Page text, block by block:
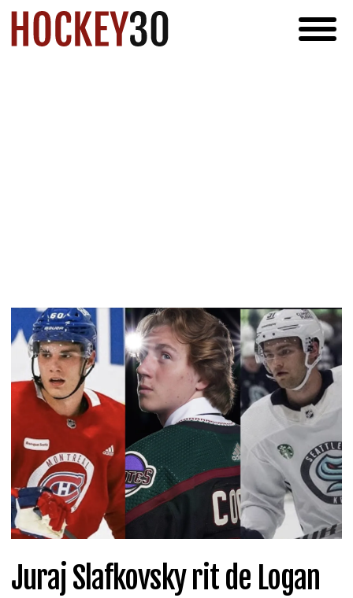
Juraj Slafkovsky rit de Logan